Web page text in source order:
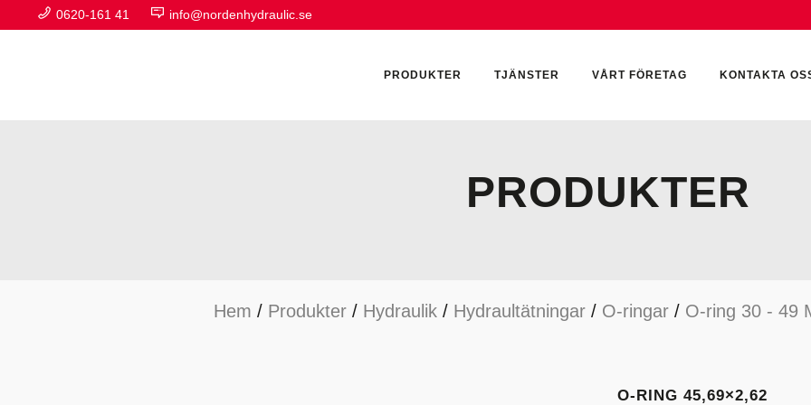
0620-161 41 info@nordenhydraulic.se
PRODUKTER
HYDRAULIKTILLBEHÖR HYDRAULMOTORER
TJÄNSTER VÅRT FÖRETAG KONTAKTA
PRODUKTER
Hem / Produkter / Hydraulik / Hydraultätningar / O-ringar / O-ring 30 - 49
O-RING 45,69×2,62